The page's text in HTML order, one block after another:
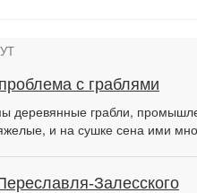
с граблями
деревянные грабли,
и на сушке сена ими
Залесского